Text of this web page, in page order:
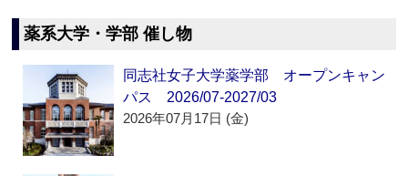
薬系大学・学部 催し物
同志社女子大学薬学部 オープンキャン
パス 2026/07-2027/03
2026年07月17日 (金)